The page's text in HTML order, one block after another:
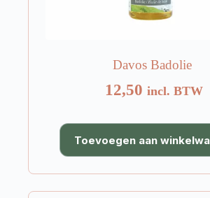
Davos Badolie
12,50 incl. BTW
Toevoegen aan